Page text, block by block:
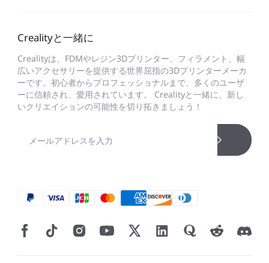
Crealityと一緒に
Crealityは、FDMやレジン3Dプリンター、フィラメント、幅
広いアクセサリーを提供する世界屈指の3Dプリンターメーカ
ーです。初心者からプロフェッショナルまで、多くのユーザ
ーに信頼され、愛用されています。 Crealityと一緒に、新し
いクリエイションの可能性を切り拓きましょう！